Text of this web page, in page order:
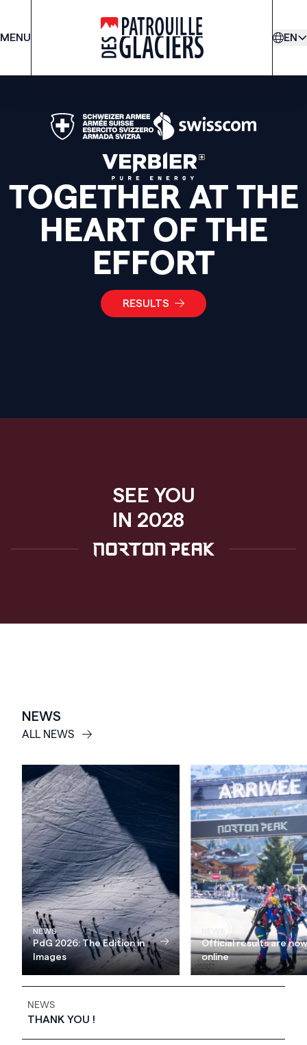
MENU EN
PDG
TOGETHER AT THE
HEART OF THE
EFFORT
RESULTS
SEE YOU
IN 2028
NEWS
ALL NEWS
NEWS
PdG 2026: The Edition in
Images
Official results are
online
NEWS
THANK YOU !